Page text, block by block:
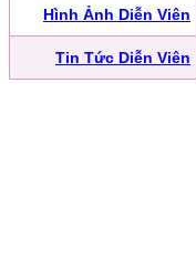
Hình Ảnh Diễn Viên
Tin Tức Diễn Viên